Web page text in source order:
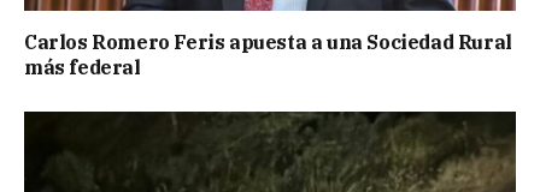
Carlos Romero Feris apuesta a una Sociedad Rural
más federal